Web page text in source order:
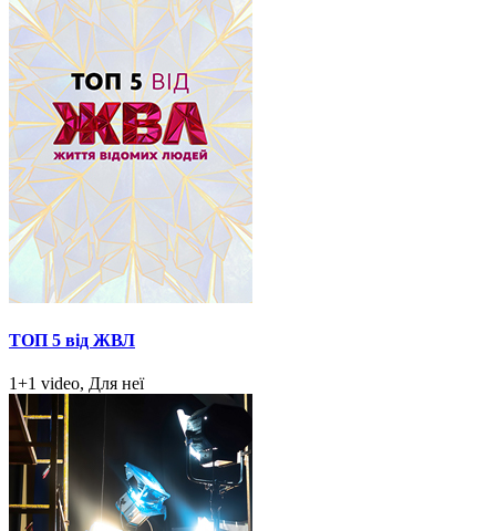
ТОП 5 від ЖВЛ
1+1 video, Для неї